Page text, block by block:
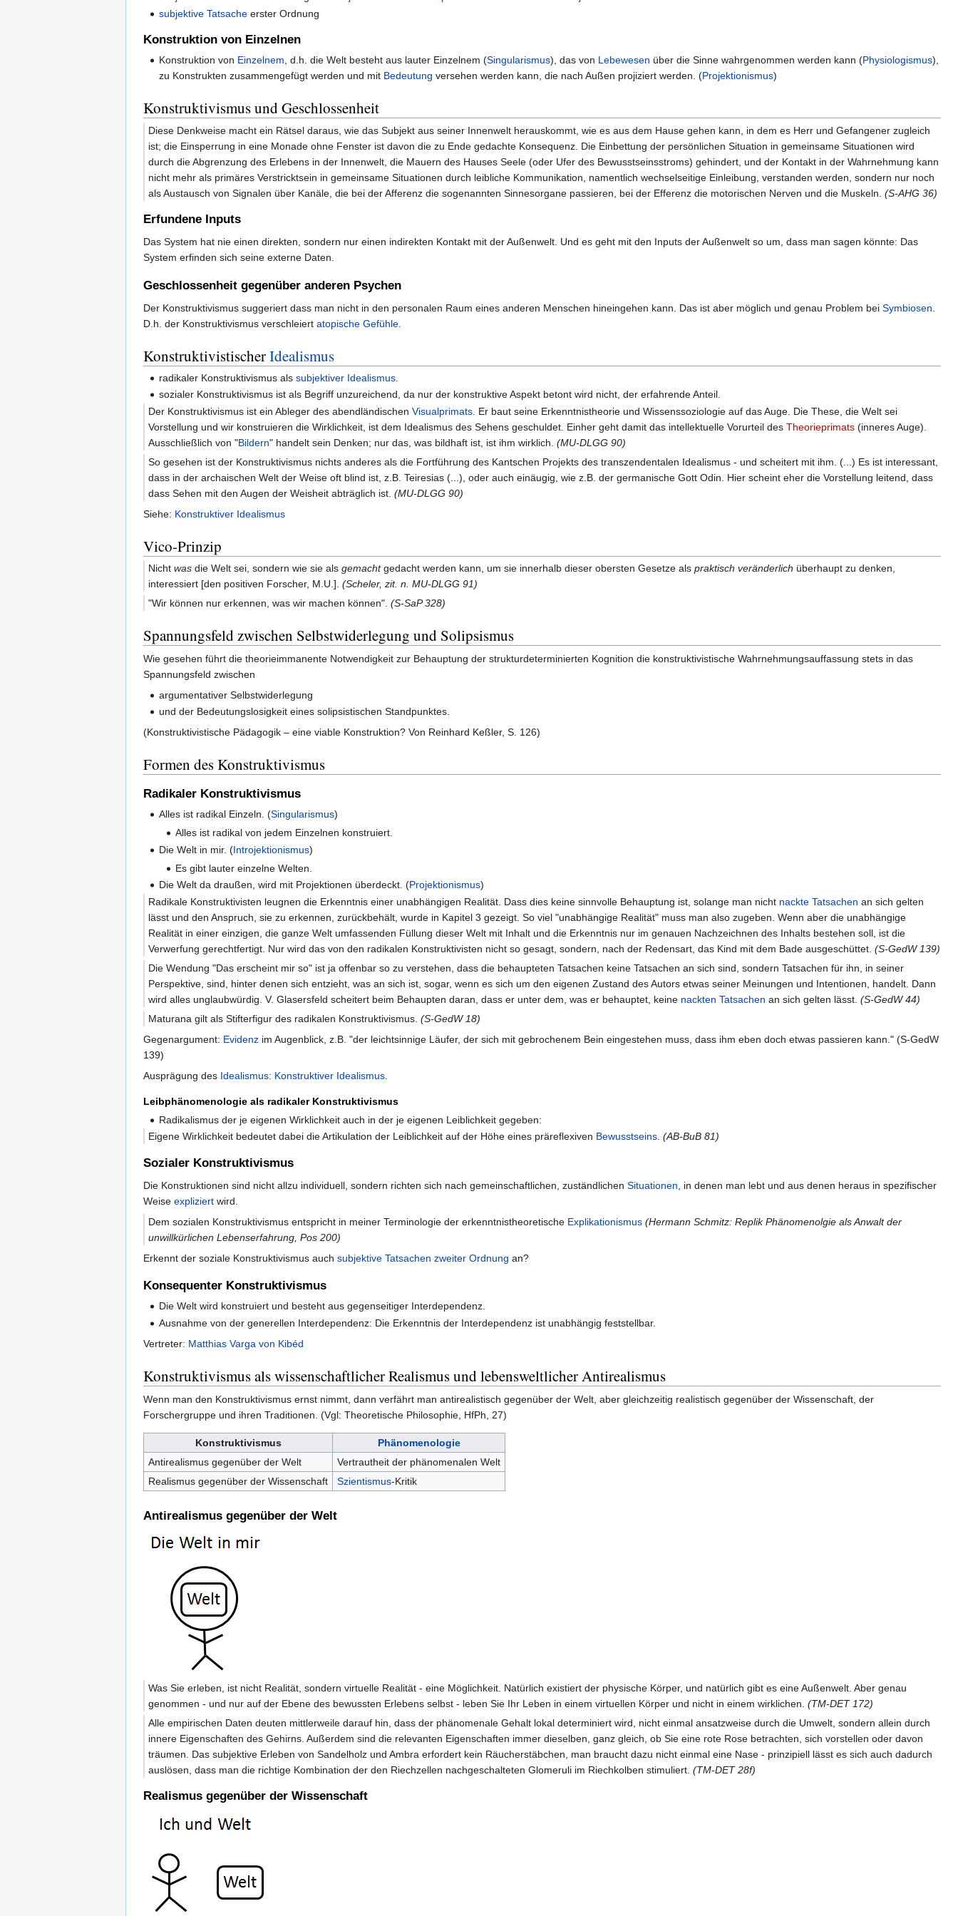
subjektive Tatsache erster Ordnung
Konstruktion von Einzelnen
Konstruktion von Einzelnem, d.h. die Welt besteht aus lauter Einzelnem (Singularismus), das von Lebewesen über die Sinne wahrgenommen werden kann (Physiologismus),
zu Konstrukten zusammengefügt werden und mit Bedeutung versehen werden kann, die nach Außen projiziert werden. (Projektionismus)
Konstruktivismus und Geschlossenheit
Diese Denkweise macht ein Rätsel daraus, wie das Subjekt aus seiner Innenwelt herauskommt, wie es aus dem Hause gehen kann, in dem es Herr und Gefangener zugleich
ist; die Einsperrung in eine Monade ohne Fenster ist davon die zu Ende gedachte Konsequenz. Die Einbettung der persönlichen Situation in gemeinsame Situationen wird
durch die Abgrenzung des Erlebens in der Innenwelt, die Mauern des Hauses Seele (oder Ufer des Bewusstseinsstroms) gehindert, und der Kontakt in der Wahrnehmung kann
nicht mehr als primäres Verstricktsein in gemeinsame Situationen durch leibliche Kommunikation, namentlich wechselseitige Einleibung, verstanden werden, sondern nur noch
als Austausch von Signalen über Kanäle, die bei der Afferenz die sogenannten Sinnesorgane passieren, bei der Efferenz die motorischen Nerven und die Muskeln. (S-AHG 36)
Erfundene Inputs
Das System hat nie einen direkten, sondern nur einen indirekten Kontakt mit der Außenwelt. Und es geht mit den Inputs der Außenwelt so um, dass man sagen könnte: Das
System erfinden sich seine externe Daten.
Geschlossenheit gegenüber anderen Psychen
Der Konstruktivismus suggeriert dass man nicht in den personalen Raum eines anderen Menschen hineingehen kann. Das ist aber möglich und genau Problem bei Symbiosen
D.h. der Konstruktivismus verschleiert atopische Gefühle
KonstruktivistischerIdealismus
radikaler Konstruktivismus alssubjektiver Idealismus
sozialer Konstruktivismus ist als Begriff unzureichend, da nur der konstruktive Aspekt betont wird nicht, der erfahrende Anteil.
Der Konstruktivismus ist ein Ableger des abendländischen Visualprimats . Er baut seine Erkenntnistheorie und Wissenssoziologie auf das Auge. Die These, die Welt sei
Vorstellung und wir konstruieren die Wirklichkeit, ist dem Idealismus des Sehens geschuldet. Einher geht damit das intellektuelle Vorurteil des Theorieprimats (inneres Auge).
Ausschließlich von "Bildern" handelt sein Denken; nur das, was bildhaft ist, ist ihm wirklich. (MU-DLGG 90)
So gesehen ist der Konstruktivismus nichts anderes als die Fortführung des Kantschen Projekts des transzendentalen Idealismus - und scheitert mit ihm. (...) Es ist interessant,
dass in der archaischen Welt der Weise oft blind ist, z.B. Teiresias (...), oder auch einäugig, wie z.B. der germanische Gott Odin. Hier scheint eher die Vorstellung leitend, dass
dass Sehen mit den Augen der Weisheit abträglich ist. (MU-DLGG 90)
Siehe: Konstruktiver Idealismus
Vico-Prinzip
Nicht was die Welt sei, sondern wie sie als gemachtgedacht werden kann, um sie innerhalb dieser obersten Gesetze als praktisch veränderlich überhaupt zu denken,
interessiert [den positiven Forscher, M.U.]. (Scheler, zit. n. MU-DLGG 91)
"Wir können nur erkennen, was wir machen können". (S-SaP 328)
Spannungsfeld zwischen Selbstwiderlegung und Solipsismus
Wie gesehen führt die theorieimmanente Notwendigkeit zur Behauptung der strukturdeterminierten Kognition die konstruktivistische Wahrnehmungsauffassung stets in das
Spannungsfeld zwischen
argumentativer Selbstwiderlegung
und der Bedeutungslosigkeit eines solipsistischen Standpunktes.
(Konstruktivistische Pädagogik – eine viable Konstruktion? Von Reinhard Keßler, S. 126)
Formen des Konstruktivismus
Radikaler Konstruktivismus
Alles ist radikal Einzeln. (Singularismus)
Alles ist radikal von jedem Einzelnen konstruiert.
Die Welt in mir. (Introjektionismus)
Es gibt lauter einzelne Welten.
Die Welt da draußen, wird mit Projektionen überdeckt. (Projektionismus)
Radikale Konstruktivisten leugnen die Erkenntnis einer unabhängigen Realität. Dass dies keine sinnvolle Behauptung ist, solange man nicht nackte Tatsachen an sich gelten
lässt und den Anspruch, sie zu erkennen, zurückbehält, wurde in Kapitel 3 gezeigt. So viel "unabhängige Realität" muss man also zugeben. Wenn aber die unabhängige
Realität in einer einzigen, die ganze Welt umfassenden Füllung dieser Welt mit Inhalt und die Erkenntnis nur im genauen Nachzeichnen des Inhalts bestehen soll, ist die
Verwerfung gerechtfertigt. Nur wird das von den radikalen Konstruktivisten nicht so gesagt, sondern, nach der Redensart, das Kind mit dem Bade ausgeschüttet. (S-GedW 139)
Die Wendung "Das erscheint mir so" ist ja offenbar so zu verstehen, dass die behaupteten Tatsachen keine Tatsachen an sich sind, sondern Tatsachen für ihn, in seiner
Perspektive, sind, hinter denen sich entzieht, was an sich ist, sogar, wenn es sich um den eigenen Zustand des Autors etwas seiner Meinungen und Intentionen, handelt. Dann
wird alles unglaubwürdig. V. Glasersfeld scheitert beim Behaupten daran, dass er unter dem, was er behauptet, keine nackten Tatsachen an sich gelten lässt. (S-GedW 44)
Maturana gilt als Stifterfigur des radikalen Konstruktivismus. (S-GedW 18)
Gegenargument: Evidenz im Augenblick, z.B. "der leichtsinnige Läufer, der sich mit gebrochenem Bein eingestehen muss, dass ihm eben doch etwas passieren kann." (S-GedW
139)
Ausprägung des Idealismus: Konstruktiver Idealismus
Leibphänomenologie als radikaler Konstruktivismus
Radikalismus der je eigenen Wirklichkeit auch in der je eigenen Leiblichkeit gegeben:
Eigene Wirklichkeit bedeutet dabei die Artikulation der Leiblichkeit auf der Höhe eines präreflexiven Bewusstseins (AB-BuB 81)
Sozialer Konstruktivismus
Die Konstruktionen sind nicht allzu individuell, sondern richten sich nach gemeinschaftlichen, zuständlichen Situationen , in denen man lebt und aus denen heraus in spezifischer
Weise expliziert wird.
Dem sozialen Konstruktivismus entspricht in meiner Terminologie der erkenntnistheoretische Explikationismus (Hermann Schmitz: Replik Phänomenolgie als Anwalt der
unwillkürlichen Lebenserfahrung, Pos 200)
Erkennt der soziale Konstruktivismus auch subjektive Tatsachen zweiter Ordnung an?
Konsequenter Konstruktivismus
Die Welt wird konstruiert und besteht aus gegenseitiger Interdependenz.
Ausnahme von der generellen Interdependenz: Die Erkenntnis der Interdependenz ist unabhängig feststellbar.
Vertreter: Matthias Varga von Kibéd
Konstruktivismus als wissenschaftlicher Realismus und lebensweltlicher Antirealismus
Wenn man den Konstruktivismus ernst nimmt, dann verfährt man antirealistisch gegenüber der Welt, aber gleichzeitig realistisch gegenüber der Wissenschaft, der
Forschergruppe und ihren Traditionen. (Vgl: Theoretische Philosophie, HfPh, 27)
Konstruktivismus
Phänomenologie
Antirealismus gegenüber der Welt
Vertrautheit der phänomenalen Welt
Realismus gegenüber der Wissenschaft
Szientismus-Kritik
Antirealismus gegenüber der Welt
Was Sie erleben, ist nicht Realität, sondern virtuelle Realität - eine Möglichkeit. Natürlich existiert der physische Körper, und natürlich gibt es eine Außenwelt. Aber genau
genommen - und nur auf der Ebene des bewussten Erlebens selbst - leben Sie Ihr Leben in einem virtuellen Körper und nicht in einem wirklichen. (TM-DET 172)
Alle empirischen Daten deuten mittlerweile darauf hin, dass der phänomenale Gehalt lokal determiniert wird, nicht einmal ansatzweise durch die Umwelt, sondern allein durch
innere Eigenschaften des Gehirns. Außerdem sind die relevanten Eigenschaften immer dieselben, ganz gleich, ob Sie eine rote Rose betrachten, sich vorstellen oder davon
träumen. Das subjektive Erleben von Sandelholz und Ambra erfordert kein Räucherstäbchen, man braucht dazu nicht einmal eine Nase - prinzipiell lässt es sich auch dadurch
auslösen, dass man die richtige Kombination der den Riechzellen nachgeschalteten Glomeruli im Riechkolben stimuliert. (TM-DET 28f)
Realismus gegenüber der Wissenschaft